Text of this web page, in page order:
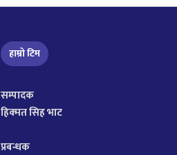
हाम्रो टिम
सम्पादक
हिक्मत सिह भाट
प्रबन्धक